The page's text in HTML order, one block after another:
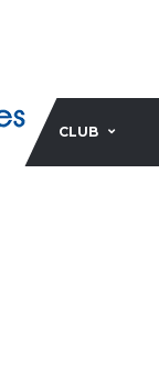
CLUB